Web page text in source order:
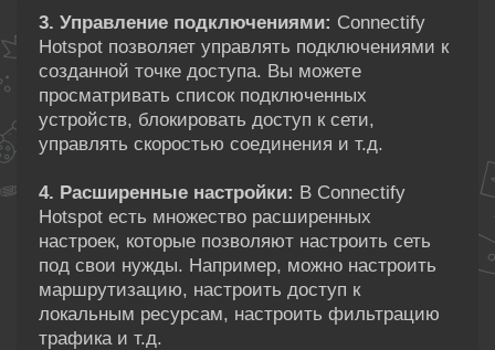
3. Управление подключениями: Connectify
Hotspot позволяет управлять подключениями к
созданной точке доступа. Вы можете
просматривать список подключенных
устройств, блокировать доступ к сети,
управлять скоростью соединения и т.д.
4. Расширенные настройки: В Connectify
Hotspot есть множество расширенных
настроек, которые позволяют настроить сеть
под свои нужды. Например, можно настроить
маршрутизацию, настроить доступ к
локальным ресурсам, настроить фильтрацию
трафика и т.д.